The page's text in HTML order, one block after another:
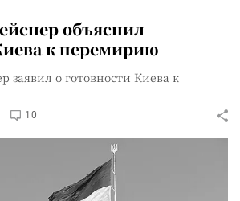
объяснил
к перемирию
заявил о готовности Киева к
10